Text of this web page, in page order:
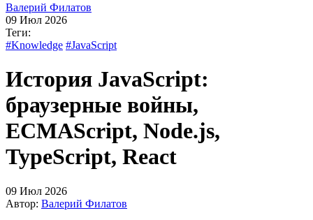
Валерий Филатов
09 Июл 2026
Теги:
#Knowledge #JavaScript
История JavaScript:
браузерные войны,
ECMAScript, Node.js,
TypeScript, React
09 Июл 2026
Автор: Валерий Филатов